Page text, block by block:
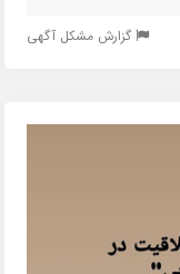
گزارش مشکل آگهی